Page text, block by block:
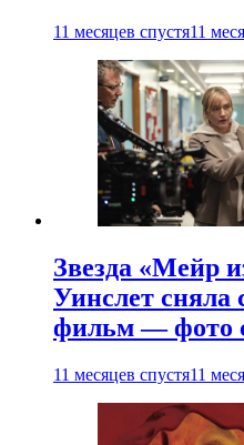
11 месяцев спустя11
Звезда «Мейр
Уинслет сняла
фильм — фото
11 месяцев спустя11